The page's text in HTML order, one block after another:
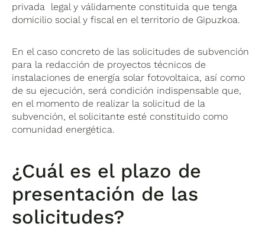
privada legal y válidamente constituida que tenga
domicilio social y fiscal en el territorio de Gipuzkoa.
En el caso concreto de las solicitudes de subvención
para la redacción de proyectos técnicos de
instalaciones de energía solar fotovoltaica, así como
de su ejecución, será condición indispensable que,
en el momento de realizar la solicitud de la
subvención, el solicitante esté constituido como
comunidad energética.
¿Cuál es el plazo de
presentación de las
solicitudes?